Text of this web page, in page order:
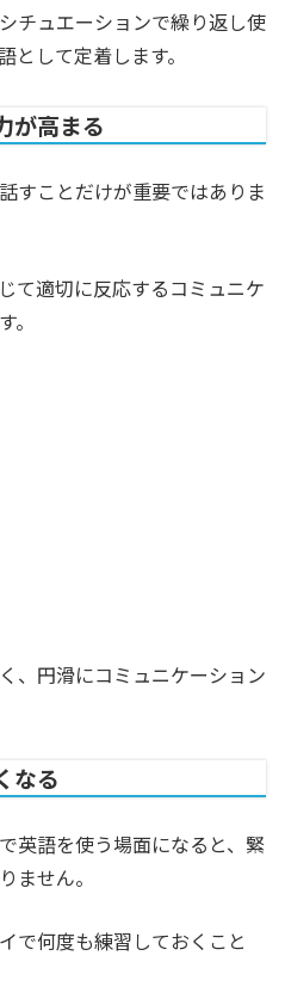
チュエーションで繰り返し使
として定着します。
が高まる
すことだけが重要ではありま
て適切に反応するコミュニケ
、円滑にコミュニケーション
なる
英語を使う場面になると、緊
ません。
で何度も練習しておくこと